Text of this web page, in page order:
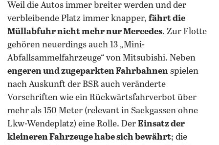
Weil die Autos immer breiter werden und der
verbleibende Platz immer knapper, fährt die
Müllabfuhr nicht mehr nur Mercedes. Zur Flotte
gehören neuerdings auch 13 „Mini-
Abfallsammelfahrzeuge“ von Mitsubishi. Neben
engeren und zugeparkten Fahrbahnen spielen
nach Auskunft der BSR auch veränderte
Vorschriften wie ein Rückwärtsfahrverbot über
mehr als 150 Meter (relevant in Sackgassen ohne
Lkw-Wendeplatz) eine Rolle. Der Einsatz der
kleineren Fahrzeuge habe sich bewährt; die